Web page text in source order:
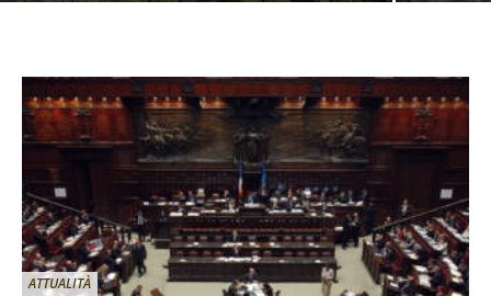
ATTUALITÀ